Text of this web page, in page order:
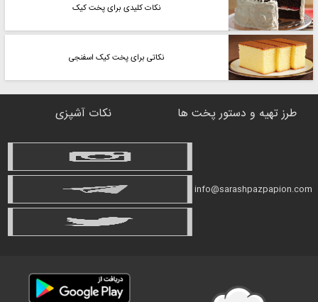
نکات کلیدی برای پخت کیک
نکاتی برای پخت کیک اسفنجی
طرز تهیه و دستور پخت ها نکات آشپزی
info@sarashpazpapion.com